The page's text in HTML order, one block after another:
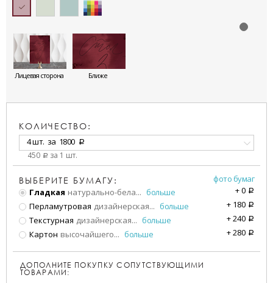
Лицевая сторона Ближе
КОЛИЧЕСТВО:
4 шт. за 1800 a
450 a за 1 шт.
ВЫБЕРИТЕ БУМАГУ:
фото бумаг
Гладкая натурально-бела... больше +0 a
Перламутровая дизайнерская... больше + 180 a
Текстурная дизайнерская... больше +240 a
Картон высочайшего... больше +280 a
ДОПОЛНИТЕ ПОКУПКУ СОПУТСТВУЮЩИМИ
ТОВАРАМИ: